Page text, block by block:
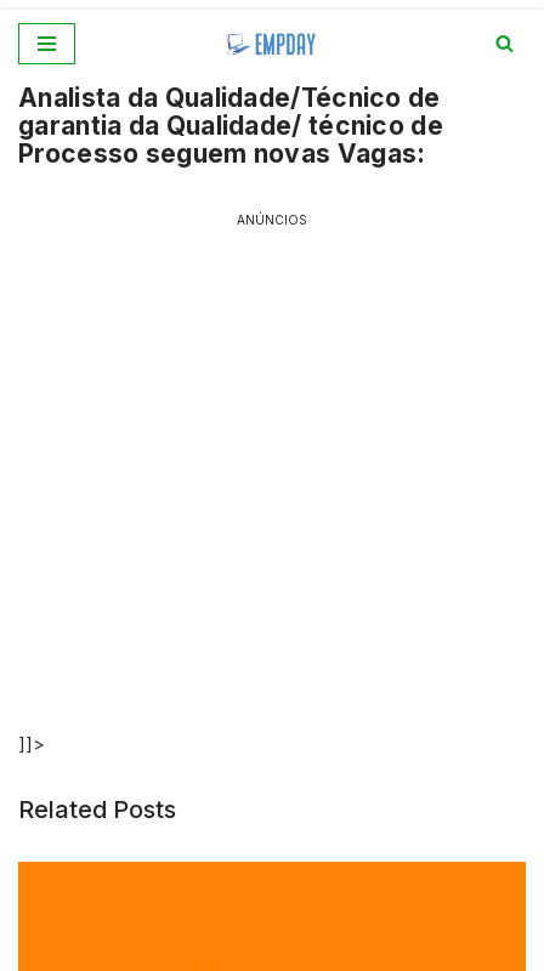
para
o
conteúdo
Analista da Qualidade/Técnico de
garantia da Qualidade/ técnico de
Processo seguem novas Vagas:
ANÚNCIOS
]]>
Related Posts